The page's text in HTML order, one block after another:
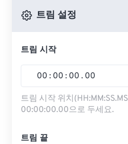
트림 설정
트림 시작
00 : 00 : 00 . 00
트림 시작 위치
00:00:00.00으로 두세요.
트림 끝